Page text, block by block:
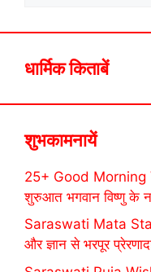
धार्मिक किताबें
शुभकामनायें
25+ Good Morning
शुरुआत भगवान विष्णु के
Saraswati Mata
और ज्ञान से भरपूर